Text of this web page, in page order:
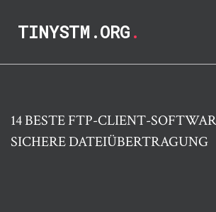
TINYSTM.ORG.
14 BESTE FTP-CLIENT-
SICHERE DATEIÜBERTRAGUNG